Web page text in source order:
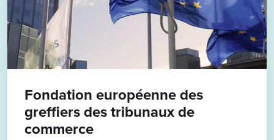
Fondation européenne des
greffiers des tribunaux de
commerce